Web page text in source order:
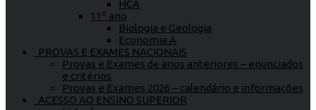
HCA
11º ano
Biologia e Geologia
Economia A
PROVAS E EXAMES NACIONAIS
Provas e Exames de anos anteriores – enunciados
e critérios
Provas e Exames 2026 – calendário e informações
ACESSO AO ENSINO SUPERIOR